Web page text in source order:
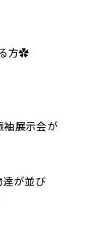
方✿
袖展示会が
が並び